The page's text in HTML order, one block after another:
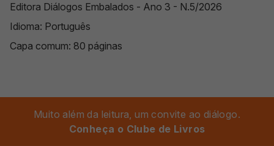
Editora Diálogos Embalados - Ano 3 - N.5/2026
Idioma: ‎Português
Capa comum: ‎80 páginas
Muito além da leitura, um convite ao diálogo.
Conheça o Clube de Livros